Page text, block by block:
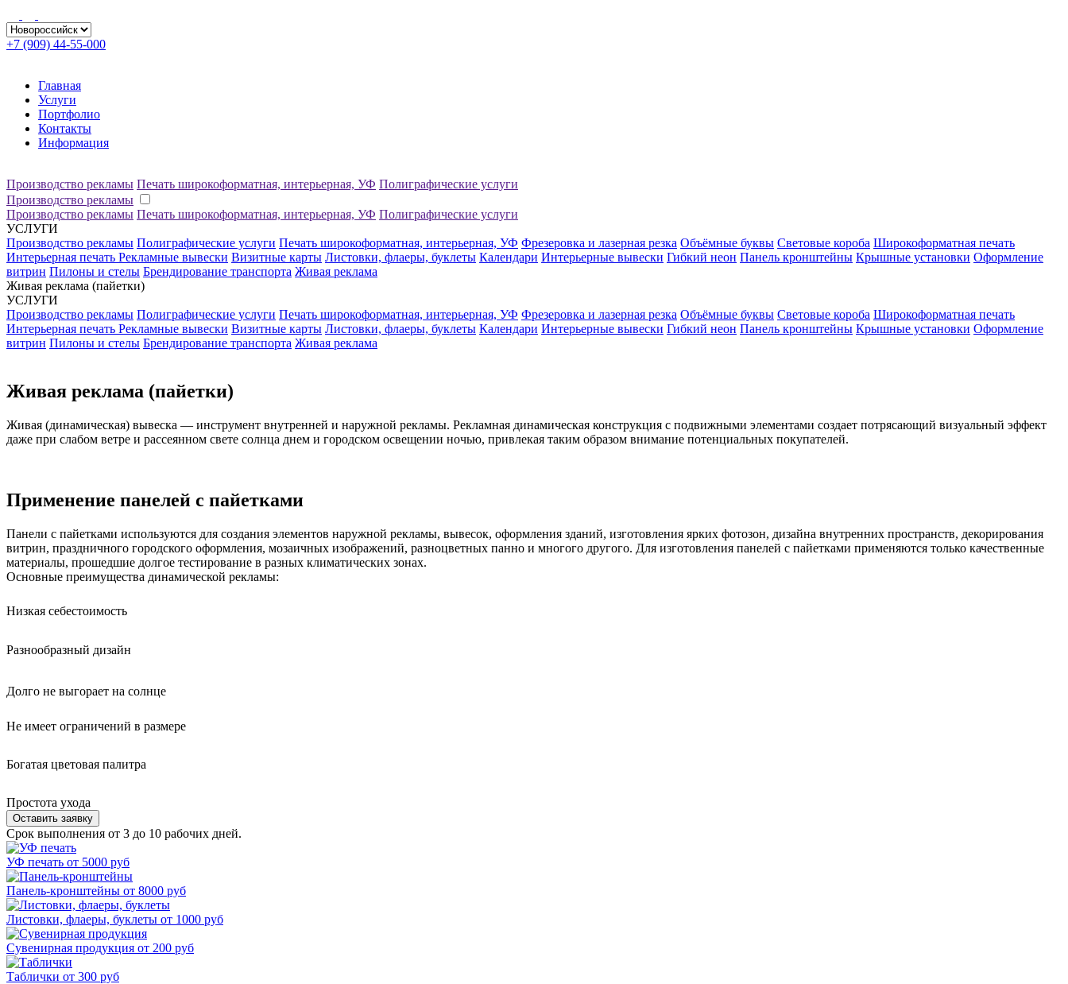
+7 (909) 44-55-000
Главная
Услуги
Портфолио
Контакты
Информация
Производство рекламы Печать широкоформатная, интерьерная, УФ Полиграфические услуги
Производство рекламы
Производство рекламы Печать широкоформатная, интерьерная, УФ Полиграфические услуги
УСЛУГИ
Производство рекламы Полиграфические услуги Печать широкоформатная, интерьерная, УФ Фрезеровка и лазерная резка Объёмные буквы Световые короба Широкоформатная печать
Интерьерная печать Рекламные вывески Визитные карты Листовки, флаеры, буклеты Календари Интерьерные вывески Гибкий неон Панель кронштейны Крышные установки Оформление
витрин Пилоны и стелы Брендирование транспорта Живая реклама
Живая реклама (пайетки)
УСЛУГИ
Производство рекламы Полиграфические услуги Печать широкоформатная, интерьерная, УФ Фрезеровка и лазерная резка Объёмные буквы Световые короба Широкоформатная печать
Интерьерная печать Рекламные вывески Визитные карты Листовки, флаеры, буклеты Календари Интерьерные вывески Гибкий неон Панель кронштейны Крышные установки Оформление
витрин Пилоны и стелы Брендирование транспорта Живая реклама
Живая реклама (пайетки)
Живая (динамическая) вывеска — инструмент внутренней и наружной рекламы. Рекламная динамическая конструкция с подвижными элементами создает потрясающий визуальный эффект
даже при слабом ветре и рассеянном свете солнца днем и городском освещении ночью, привлекая таким образом внимание потенциальных покупателей.
Применение панелей с пайетками
Панели с пайетками используются для создания элементов наружной рекламы, вывесок, оформления зданий, изготовления ярких фотозон, дизайна внутренних пространств, декорирования
витрин, праздничного городского оформления, мозаичных изображений, разноцветных панно и многого другого. Для изготовления панелей с пайетками применяются только качественные
материалы, прошедшие долгое тестирование в разных климатических зонах.
Основные преимущества динамической рекламы:
Низкая себестоимость
Разнообразный дизайн
Долго не выгорает на солнце
Не имеет ограничений в размере
Богатая цветовая палитра
Простота ухода
Оставить заявку
Срок выполнения от 3 до 10 рабочих дней.
УФ печать от 5000 руб
Панель-кронштейны от 8000 руб
Листовки, флаеры, буклеты от 1000 руб
Сувенирная продукция от 200 руб
Таблички от 300 руб